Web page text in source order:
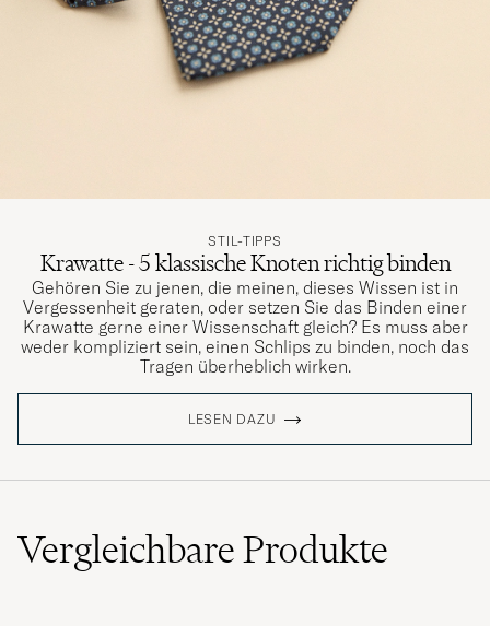
STIL-TIPPS
Krawatte - 5 klassische Knoten richtig binden
Gehören Sie zu jenen, die meinen, dieses Wissen ist in
Vergessenheit geraten, oder setzen Sie das Binden einer
Krawatte gerne einer Wissenschaft gleich? Es muss aber
weder kompliziert sein, einen Schlips zu binden, noch das
Tragen überheblich wirken.
LESEN DAZU
VergleichbareProdukte